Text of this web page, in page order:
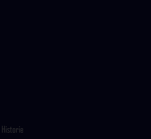
Historie